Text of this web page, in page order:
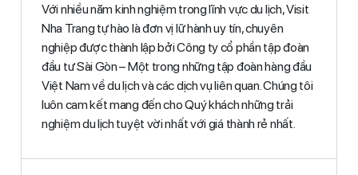
Với nhiều năm kinh nghiệm trong lĩnh vực du lịch, Visit
Nha Trang tự hào là đơn vị lữ hành uy tín, chuyên
nghiệp được thành lập bởi Công ty cổ phần tập đoàn
đầu tư Sài Gòn – Một trong những tập đoàn hàng đầu
Việt Nam về du lịch và các dịch vụ liên quan. Chúng tôi
luôn cam kết mang đến cho Quý khách những trải
nghiệm du lịch tuyệt vời nhất với giá thành rẻ nhất.